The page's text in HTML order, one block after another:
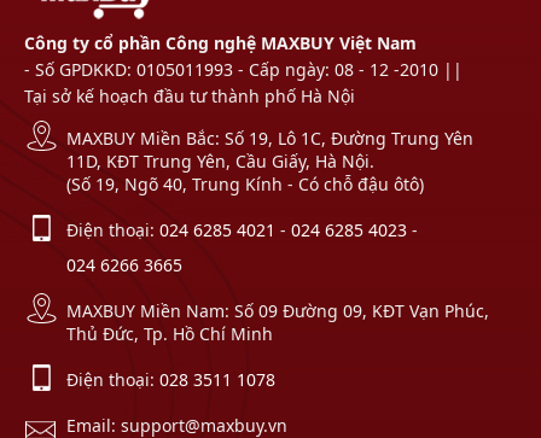
Công ty cổ phần Công nghệ MAXBUY Việt Nam
- Số GPDKKD: 0105011993 - Cấp ngày: 08 - 12 -2010 ||
Tại sở kế hoạch đầu tư thành phố Hà Nội
MAXBUY Miền Bắc: Số 19, Lô 1C, Đường Trung Yên
11D, KĐT Trung Yên, Cầu Giấy, Hà Nội.
(Số 19, Ngõ 40, Trung Kính - Có chỗ đậu ôtô)
Điện thoại: 024 6285 4021 - 024 6285 4023 -
024 6266 3665
MAXBUY Miền Nam: Số 09 Đường 09, KĐT Vạn Phúc,
Thủ Đức, Tp. Hồ Chí Minh
Điện thoại: 028 3511 1078
Email: support@maxbuy.vn